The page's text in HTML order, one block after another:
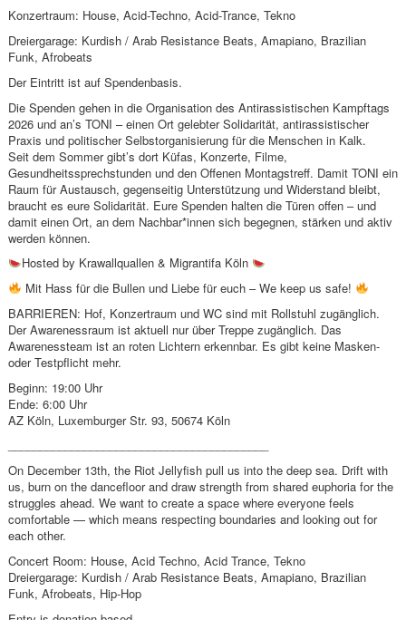
Konzertraum: House, Acid-Techno, Acid-Trance, Tekno
Dreiergarage: Kurdish / Arab Resistance Beats, Amapiano, Brazilian
Funk, Afrobeats
Der Eintritt ist auf Spendenbasis.
Die Spenden gehen in die Organisation des Antirassistischen Kampftags
2026 und an’s TONI – einen Ort gelebter Solidarität, antirassistischer
Praxis und politischer Selbstorganisierung für die Menschen in Kalk.
Seit dem Sommer gibt’s dort Küfas, Konzerte, Filme,
Gesundheitssprechstunden und den Offenen Montagstreff. Damit TONI ein
Raum für Austausch, gegenseitig Unterstützung und Widerstand bleibt,
braucht es eure Solidarität. Eure Spenden halten die Türen offen – und
damit einen Ort, an dem Nachbar*innen sich begegnen, stärken und aktiv
werden können.
Hosted by Krawallquallen & Migrantifa Köln
Mit Hass für die Bullen und Liebe für euch – We keep us safe!
BARRIEREN: Hof, Konzertraum und WC sind mit Rollstuhl zugänglich.
Der Awarenessraum ist aktuell nur über Treppe zugänglich. Das
Awarenessteam ist an roten Lichtern erkennbar. Es gibt keine Masken-
oder Testpflicht mehr.
Beginn: 19:00 Uhr
Ende: 6:00 Uhr
AZ Köln, Luxemburger Str. 93, 50674 Köln
On December 13th, the Riot Jellyfish pull us into the deep sea. Drift with
us, burn on the dancefloor and draw strength from shared euphoria for the
struggles ahead. We want to create a space where everyone feels
comfortable — which means respecting boundaries and looking out for
each other.
Concert Room: House, Acid Techno, Acid Trance, Tekno
Dreiergarage: Kurdish / Arab Resistance Beats, Amapiano, Brazilian
Funk, Afrobeats, Hip-Hop